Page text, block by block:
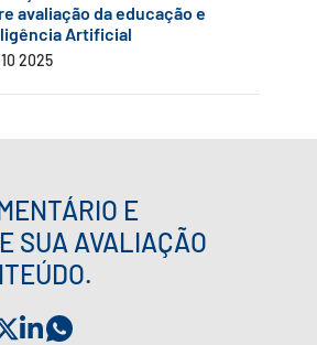
avaliação da educação e
Artificial
2025
E
SUA AVALIAÇÃO